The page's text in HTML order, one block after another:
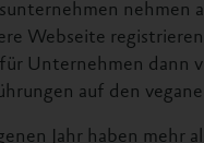
Webseite
Unternehmen dann
auf den
Jahr haben mehr